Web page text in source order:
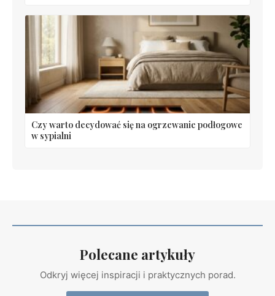
Czy warto decydować się na ogrzewanie podłogowe
w sypialni
Polecane artykuły
Odkryj więcej inspiracji i praktycznych porad.